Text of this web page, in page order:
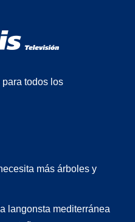
todos los
más árboles y
langonsta mediterránea